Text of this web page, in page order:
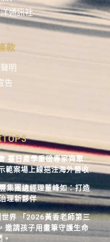
通訊社
款
明
告
臺日產學重磅專家齊聚
範案場上線挹注海外營收
集團總經理董峰如：打造
理新夥伴
界 「2026黃香老師第三
邀請孩子用畫筆守護生命